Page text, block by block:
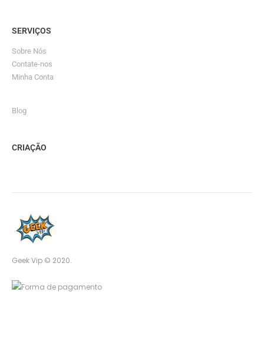
SERVIÇOS
Sobre Nós
Contate-nos
Minha Conta
Blog
CRIAÇÃO
Geek Vip © 2020.